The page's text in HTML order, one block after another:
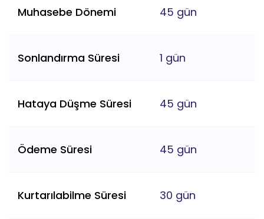
Muhasebe Dönemi 45 gün
Sonlandırma Süresi 1 gün
Hataya Düşme Süresi 45 gün
Ödeme Süresi 45 gün
Kurtarılabilme Süresi 30 gün